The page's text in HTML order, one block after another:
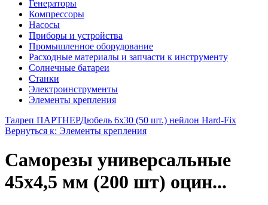
Генераторы
Компрессоры
Насосы
Приборы и устройства
Промышленное оборудование
Расходные материалы и запчасти к инструменту
Солнечные батареи
Станки
Электроинструменты
Элементы крепления
Талреп ПАРТНЕРДюбель 6х30 (50 шт.) нейлон Hard-Fix
Вернуться к: Элементы крепления
Саморезы универсальные
45х4,5 мм (200 шт) оцин...